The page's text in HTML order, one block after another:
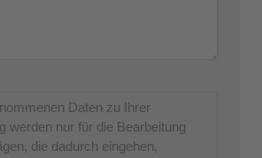
Daten zu Ihrer
werden nur für die Bearbeitung
die dadurch eingehen,